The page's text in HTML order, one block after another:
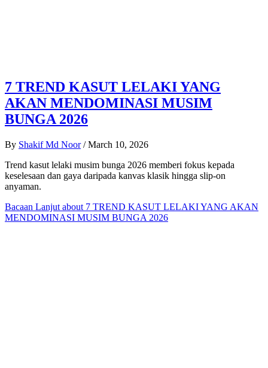
7 TREND KASUT LELAKI YANG
AKAN MENDOMINASI MUSIM
BUNGA 2026
By Shakif Md Noor / March 10, 2026
Trend kasut lelaki musim bunga 2026 memberi fokus kepada
keselesaan dan gaya daripada kanvas klasik hingga slip-on
anyaman.
Bacaan Lanjut about 7 TREND KASUT LELAKI YANG AKAN
MENDOMINASI MUSIM BUNGA 2026